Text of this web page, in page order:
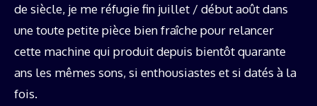
de siècle, je me réfugie fin juillet / début août dans
une toute petite pièce bien fraîche pour relancer
cette machine qui produit depuis bientôt quarante
ans les mêmes sons, si enthousiastes et si datés à la
fois.